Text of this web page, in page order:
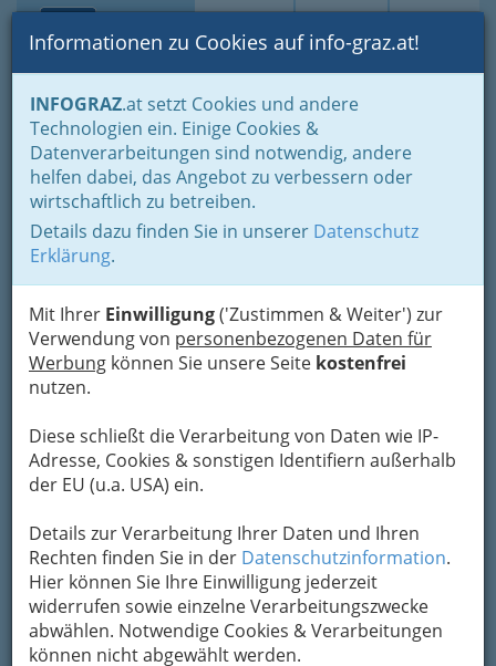
Suche Login Toggle
Informationen zu Cookies auf info-graz.at!
INFOGRAZ.at setzt Cookies und andere
Technologien ein. Einige Cookies &
Datenverarbeitungen sind notwendig, andere
helfen dabei, das Angebot zu verbessern oder
wirtschaftlich zu betreiben.
Details dazu finden Sie in unserer Datenschutz
Erklärung.
Mit Ihrer Einwilligung('Zustimmen & Weiter') zur
Verwendung von personenbezogenen Daten für
Werbung können Sie unsere Seite kostenfrei
nutzen.
Diese schließt die Verarbeitung von Daten wie IP-
Adresse, Cookies & sonstigen Identifiern außerhalb
der EU (u.a. USA) ein.
Details zur Verarbeitung Ihrer Daten und Ihren
Rechten finden Sie in der Datenschutzinformation.
Hier können Sie Ihre Einwilligung jederzeit
widerrufen sowie einzelne Verarbeitungszwecke
abwählen. Notwendige Cookies & Verarbeitungen
können nicht abgewählt werden.
Home Branchen
Gewerbe, Handwerk, Banken
Information und Consulting
Werbung & Marktkommunikation
Werbeunternehmer
Werbeunternehmer
Bezirksauswahl
Alle Bezirke
Agentur media.w@tch - Ihr Marketing-
Rastbühelstrasse 122, 8075
Hart bei Graz
+43 664 340 9967
Wir bewerben Ihre Website in regionalen,
nationalen und internationalen Online-Medien
und Suchmaschinen. Preiswertes Webdesign
mit CMS.Wir unterstützen Ihren Erfolg im